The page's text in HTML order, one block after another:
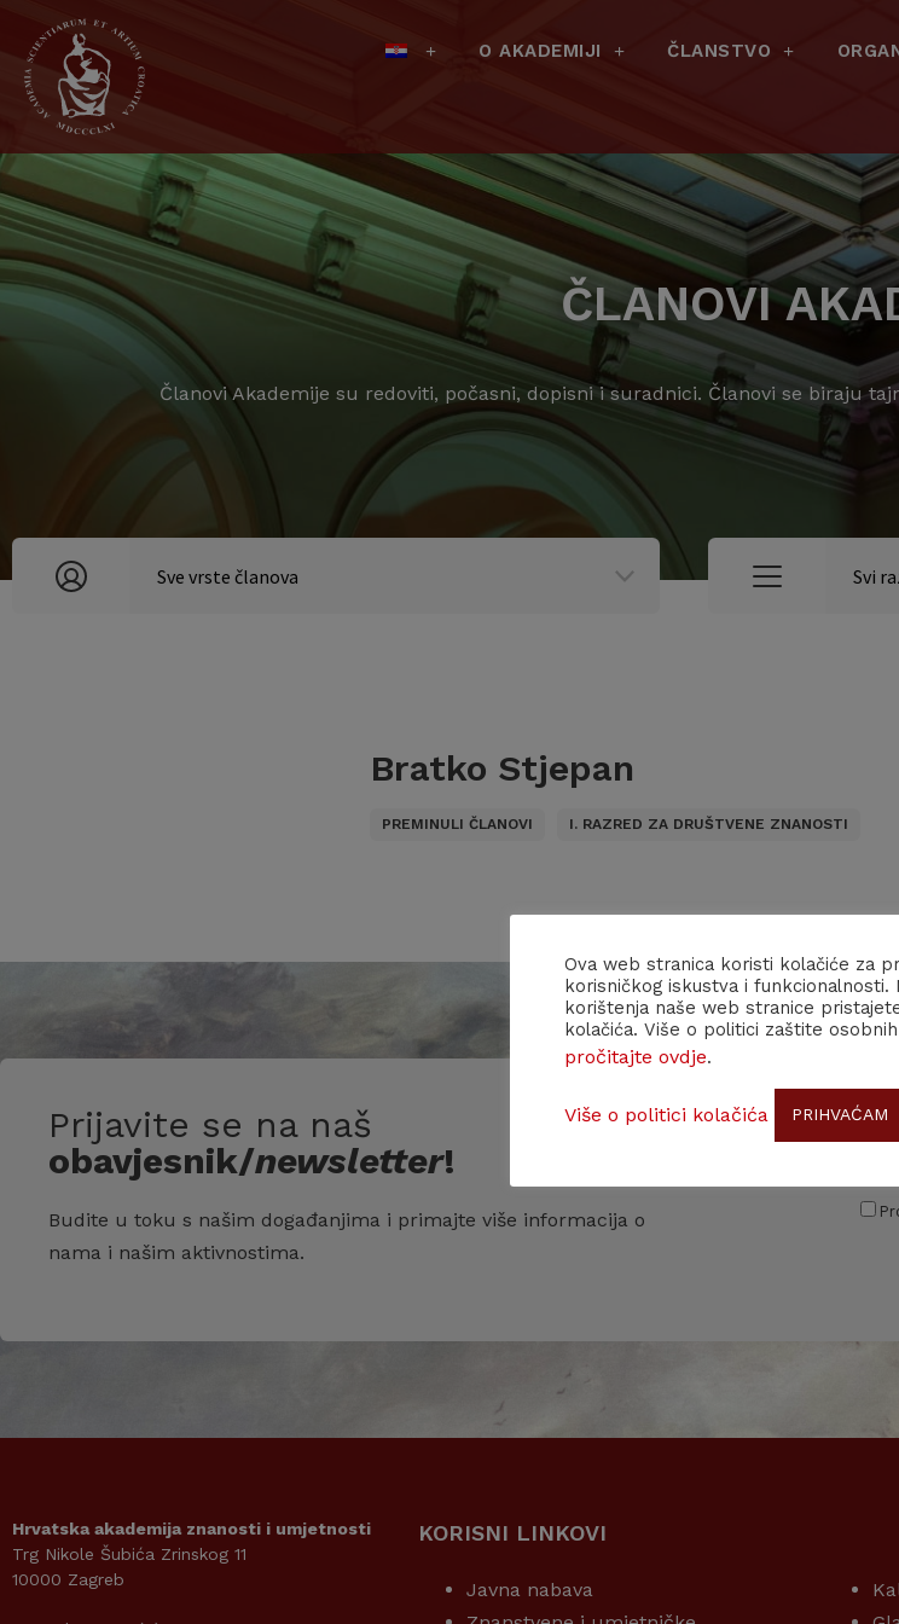
O AKADEMIJI ČLANSTVO
ČLANOVI
Članovi Akademije su redoviti, počasni, dopisni i suradnici. Članovi se biraju
Bratko Stjepan
PREMINULI ČLANOVI I. RAZRED ZA DRUŠTVENE ZNANOSTI
Prijavite se na naš
obavjesnik/newsletter!
Budite u toku s našim događanjima i primajte više informacija o
nama i našim aktivnostima.
Hrvatska akademija znanosti i umjetnosti
Trg Nikole Šubića Zrinskog 11
10000 Zagreb
KORISNI LINKOVI
Javna nabava
Ova web stranica koristi kolačiće za
korisničkog iskustva i funkcionalnosti.
korištenja naše web stranice
kolačića. Više o politici zaštite
pročitajte ovdje.
Više o politici kolačića PRIHVAĆAM